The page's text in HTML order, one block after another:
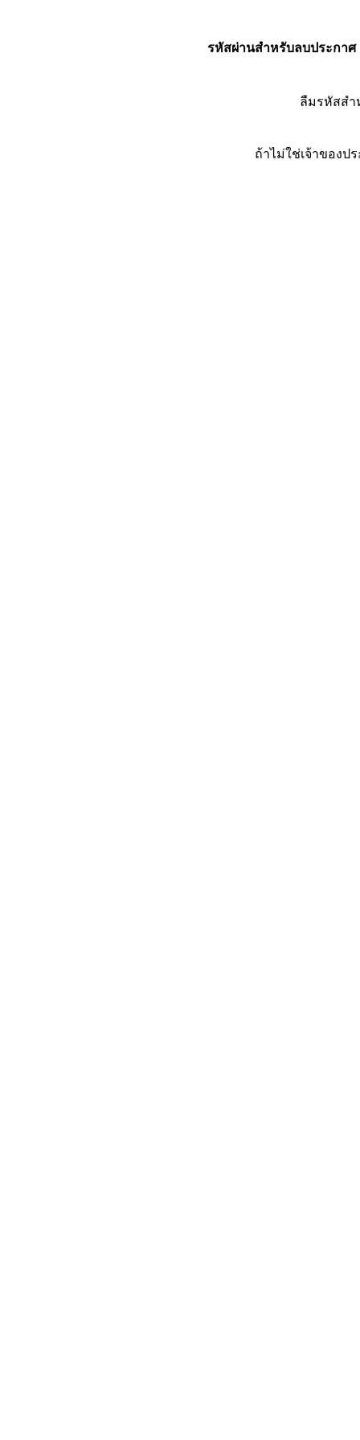
รหัสผ่านสำหรับลบประกาศ
ลืมรหัสส
ถ้าไม่ใช่เจ้าของป